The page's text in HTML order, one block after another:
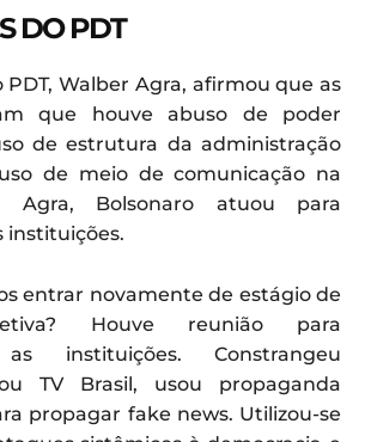
DO PDT
PDT, Walber Agra, afirmou que as
que houve abuso de poder
de estrutura da administração
de meio de comunicação na
Agra, Bolsonaro atuou para
instituições.
entrar novamente de estágio de
Houve reunião para
as instituições. Constrangeu
TV Brasil, usou propaganda
propagar fake news. Utilizou-se